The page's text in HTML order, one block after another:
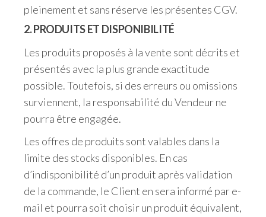
pleinement et sans réserve les présentes CGV.
2. PRODUITS ET DISPONIBILITÉ
Les produits proposés à la vente sont décrits et
présentés avec la plus grande exactitude
possible. Toutefois, si des erreurs ou omissions
surviennent, la responsabilité du Vendeur ne
pourra être engagée.
Les offres de produits sont valables dans la
limite des stocks disponibles. En cas
d’indisponibilité d’un produit après validation
de la commande, le Client en sera informé par e-
mail et pourra soit choisir un produit équivalent,